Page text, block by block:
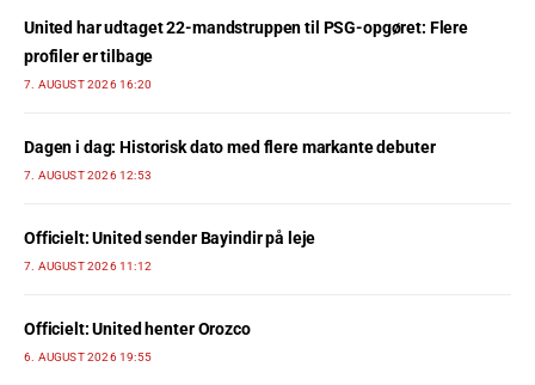
United har udtaget 22-mandstruppen til PSG-opgøret: Flere
profiler er tilbage
7. AUGUST 2026 16:20
Dagen i dag: Historisk dato med flere markante debuter
7. AUGUST 2026 12:53
Officielt: United sender Bayindir på leje
7. AUGUST 2026 11:12
Officielt: United henter Orozco
6. AUGUST 2026 19:55